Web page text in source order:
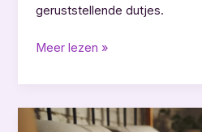
geruststellende dutjes.
Wat
de
beste
TOG
Meer lezen »